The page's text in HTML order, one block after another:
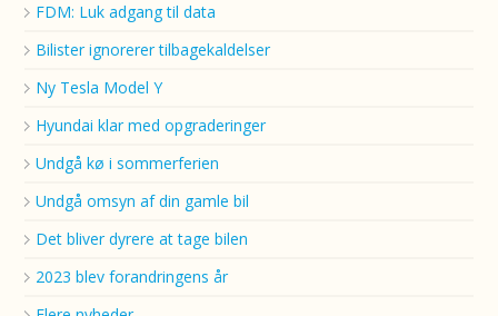
FDM: Luk adgang til data
Bilister ignorerer tilbagekaldelser
Ny Tesla Model Y
Hyundai klar med opgraderinger
Undgå kø i sommerferien
Undgå omsyn af din gamle bil
Det bliver dyrere at tage bilen
2023 blev forandringens år